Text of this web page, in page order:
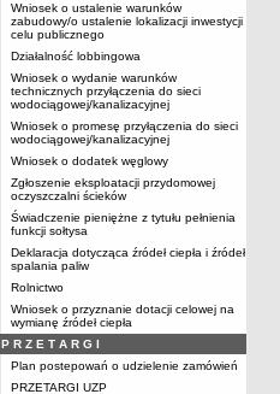
Wniosek o ustalenie warunków
zabudowy/o ustalenie lokalizacji inwestycji
celu publicznego
Działalność lobbingowa
Wniosek o wydanie warunków
technicznych przyłączenia do sieci
wodociągowej/kanalizacyjnej
Wniosek o promesę przyłączenia do sieci
wodociągowej/kanalizacyjnej
Wniosek o dodatek węglowy
Zgłoszenie eksploatacji przydomowej
oczyszczalni ścieków
Świadczenie pieniężne z tytułu pełnienia
funkcji sołtysa
Deklaracja dotycząca źródeł ciepła i źródeł
spalania paliw
Rolnictwo
Wniosek o przyznanie dotacji celowej na
wymianę źródeł ciepła
P R Z E T A R G I
Plan postepowań o udzielenie zamówień
PRZETARGI UZP